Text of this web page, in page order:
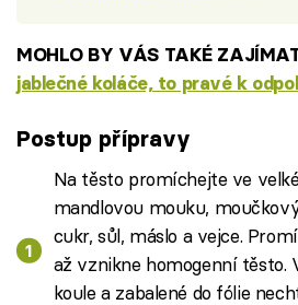
MOHLO BY VÁS TAKÉ
jablečné koláče, to pravé k
Postup přípravy
Na těsto promíchejte ve
mandlovou mouku,
cukr, sůl, máslo a vejce.
až vznikne homogenní těsto.
koule a zabalené do fólie